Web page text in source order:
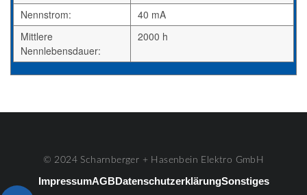
Nennstrom:
40 mA
Mittlere
Nennlebensdauer:
2000 h
© 2024 Scharnberger + Hasenbein Elektro GmbH
ImpressumAGBDatenschutzerklärungSonstiges